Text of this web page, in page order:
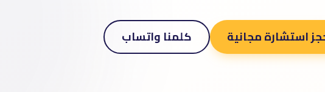
استشارة مجانية كلمنا واتساب